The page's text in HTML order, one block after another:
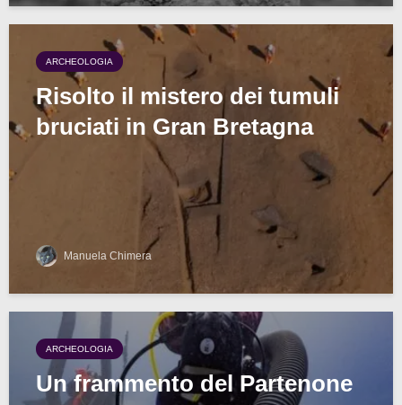
ARCHEOLOGIA
Risolto il mistero dei tumuli
bruciati in Gran Bretagna
Manuela Chimera
ARCHEOLOGIA
Un frammento del Partenone